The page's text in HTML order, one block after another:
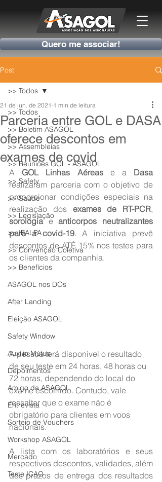
Quero me associar!
Post
>> Todos
>> Boletim ASAGOL
>> Assembleias
>> Reuniões GOL - ASAGOL
>> Safety
>> Saúde
>> Legislação
>> IFALPA
>> Convenção Coletiva
>> Benefícios
ASAGOL nos DOs
After Landing
Eleição ASAGOL
Safety Window
Auxílio Mútuo
Depoimentos
Amigo da ASAGOL
Entrevista
Sorteio de Vouchers
Workshop ASAGOL
Mercado
Teste ICAO
>> Todos
Parceria entre GOL e DASA
oferece descontos em
exames de covid
21 de jun. de 2021 1 min de leitura
A GOL Linhas Aéreas e a Dasa
realizaram parceria com o objetivo de
proporcionar condições especiais na
realização dos exames de RT-PCR
sorologia e anticorpos neutralizantes
para a covid-19. A iniciativa prevê
descontos de ATÉ 15% nos testes para
os clientes da companhia.
A pessoa terá disponível o resultado
de seu teste em 24 horas, 48 horas ou
72 horas, dependendo do local do
exame escolhido. Contudo, vale
ressaltar que o exame não é
obrigatório para clientes em voos
nacionais.
A lista com os laboratórios e seus
respectivos descontos, validades, além
dos prazos de entrega dos resultados